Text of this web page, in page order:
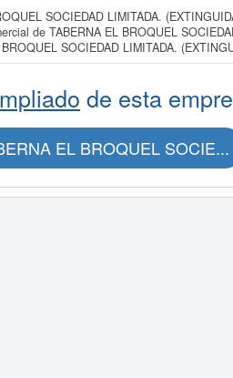
SOCIEDAD LIMITADA.
de TABERNA EL BROQUEL
SOCIEDAD LIMITADA.
de esta
EL BROQUEL SOCIE...